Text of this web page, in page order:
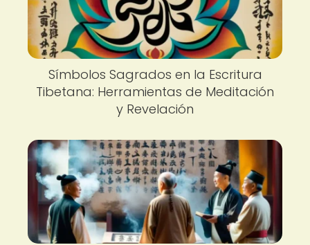
Símbolos Sagrados en la Escritura
Tibetana: Herramientas de Meditación
y Revelación